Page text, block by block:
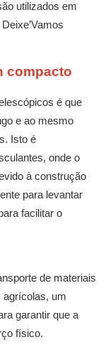
utilizados em
compacto
é que
e ao mesmo
Isto é
onde o
à construção
para levantar
facilitar o
de materiais
agrícolas, um
garantir que a
físico.